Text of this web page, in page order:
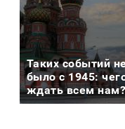
Таких событий
было с 1945:
ждать всем